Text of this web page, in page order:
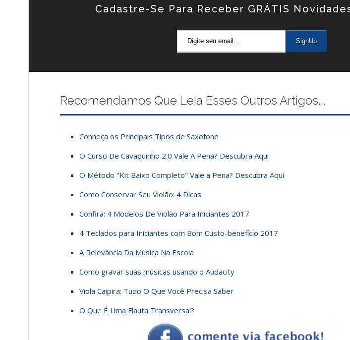
Cadastre-Se Para Receber GRÁTIS
Recomendamos Que Leia Esses Outros Artigos...
Conheça os Principais Tipos de Saxofone
O Curso De Cavaquinho 2.0 Vale A Pena? Descubra Aqui
O Método "Kit Baixo Completo" Vale a Pena? Descubra Aqui
Como Conservar Seu Violão: 4 Dicas
Confira: 4 Modelos De Violão Para Iniciantes 2017
4 Teclados para Iniciantes com Bom Custo-benefício 2017
A Relevância Da Música Na Escola
Como gravar suas músicas usando o Audacity
Viola Caipira: Tudo O Que Você Precisa Saber
O Que É Uma Flauta Transversal?